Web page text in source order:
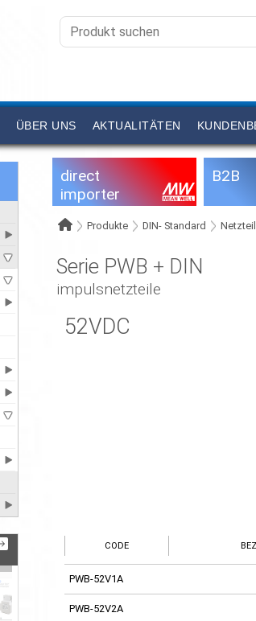
ÜBER UNS AKTUALITÄTEN
direct
importer
B2B
Produkte DIN- Standard
Serie PWB + DIN
impulsnetzteile
52VDC
CODE
PWB-52V1A
PWB-52V2A